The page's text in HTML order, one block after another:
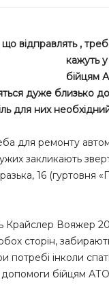
відправлять ,
кажуть
бійцям
дуже близько
для них
для ремонту
закликають
16 (гуртовня
Крайслер Вояжер
сторін,
потребі інколи
бійцям